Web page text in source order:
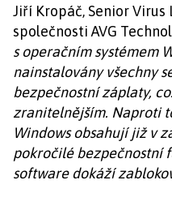
Jiří Kropáč, Senior Virus
společnosti AVG
s operačním systémem
nainstalovány všechny
bezpečnostní záplaty,
zranitelnějším. Naproti
Windows obsahují již v
pokročilé bezpečnostní
software dokáží